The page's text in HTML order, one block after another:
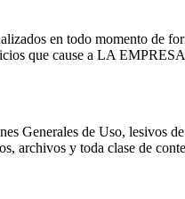
en todo momento de
que cause a LA
Generales de Uso, lesivos de
archivos y toda clase de